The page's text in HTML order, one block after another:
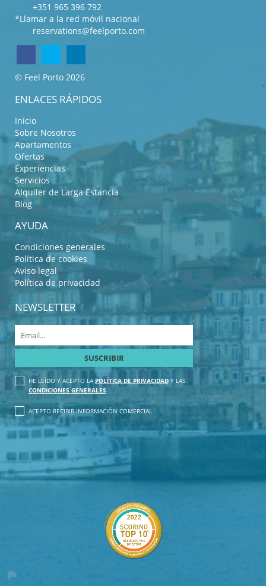
+351 965 396 792
*Llamar a la red móvil nacional
reservations@feelporto.com
© Feel Porto 2026
ENLACES RÁPIDOS
Inicio
Sobre Nosotros
Apartamentos
Ofertas
Experiencias
Servicios
Alquiler de Larga Estancia
Blog
AYUDA
Condiciones generales
Política de cookies
Aviso legal
Política de privacidad
NEWSLETTER
HE LEÍDO Y ACEPTO LAPOLÍTICA DE PRIVACIDADY LAS
CONDICIONES GENERALES
ACEPTO RECIBIR INFORMACIÓN COMERCIAL